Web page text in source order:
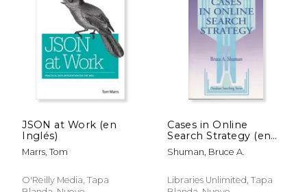
6%
dcto.
6%
dcto.
JSON at Work (en
Inglés)
Marrs, Tom
O'Reilly Media, Tapa
Cases in Online
Search Strategy (en
Inglés)
Shuman, Bruce A.
Libraries Unlimited, Tapa